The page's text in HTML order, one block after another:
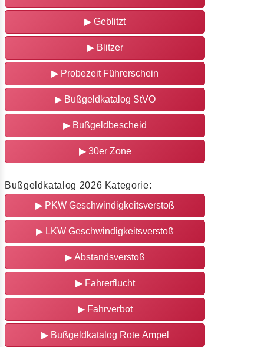
▶ Geblitzt
▶Blitzer
▶ Probezeit Führerschein
▶Bußgeldkatalog StVO
▶ Bußgeldbescheid
▶30er Zone
Bußgeldkatalog 2026 Kategorie:
▶ PKW Geschwindigkeitsverstoß
▶ LKW Geschwindigkeitsverstoß
▶ Abstandsverstoß
▶Fahrerflucht
▶Fahrverbot
▶Bußgeldkatalog Rote Ampel